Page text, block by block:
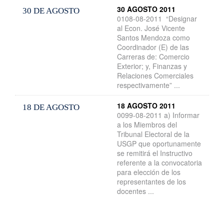
30 DE AGOSTO
30 AGOSTO 2011
0108-08-2011 “Designar
al Econ. José Vicente
Santos Mendoza como
Coordinador (E) de las
Carreras de: Comercio
Exterior; y, Finanzas y
Relaciones Comerciales
respectivamente” ...
18 DE AGOSTO
18 AGOSTO 2011
0099-08-2011 a) Informar
a los Miembros del
Tribunal Electoral de la
USGP que oportunamente
se remitirá el Instructivo
referente a la convocatoria
para elección de los
representantes de los
docentes ...